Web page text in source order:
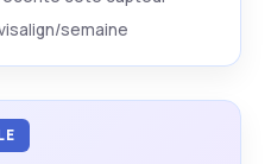
semaine